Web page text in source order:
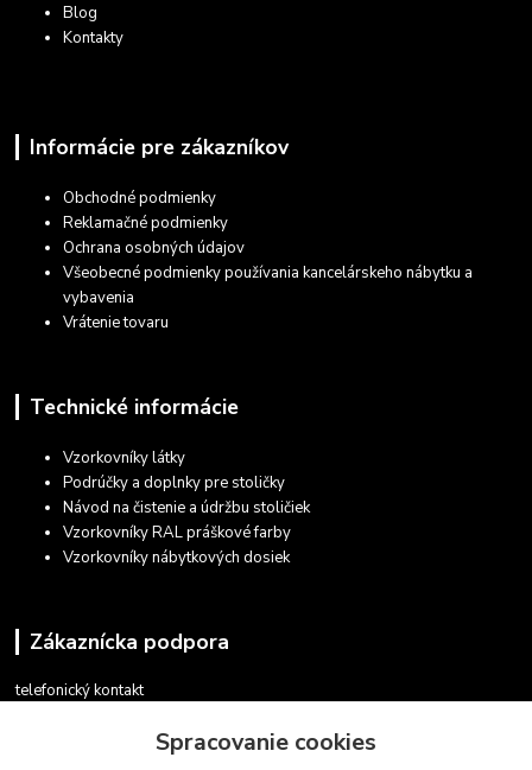
Blog
Kontakty
Informácie pre zákazníkov
Obchodné podmienky
Reklamačné podmienky
Ochrana osobných údajov
Všeobecné podmienky používania kancelárskeho nábytku a
vybavenia
Vrátenie tovaru
Technické informácie
Vzorkovníky látky
Podrúčky a doplnky pre stoličky
Návod na čistenie a údržbu stoličiek
Vzorkovníky RAL práškové farby
Vzorkovníky nábytkových dosiek
Zákaznícka podpora
telefonický kontakt
v pracovných dňoch 08.30 - 16.00Spracovanie cookies